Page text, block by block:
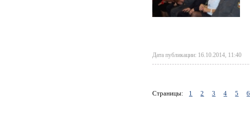
Дата публикации: 16.10.2014, 11:40
Страницы: 1 2 3 4 5 6